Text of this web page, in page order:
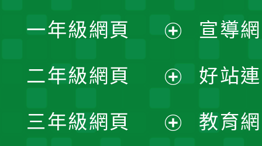
一年級網頁
開
選
二年級網頁
開
三年級網頁
宣導
好站
教育